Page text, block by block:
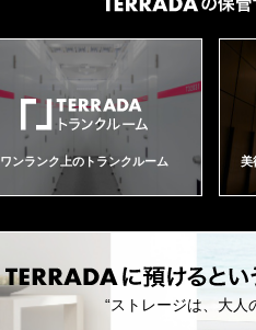
ワンランク上のトランクルーム
美
“ストレージは、大人